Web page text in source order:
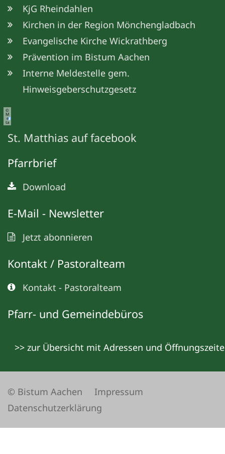
KjG Rheindahlen
Kirchen in der Region Mönchengladbach
Evangelische Kirche Wickrathberg
Prävention im Bistum Aachen
Interne Meldestelle gem.
Hinweisgeberschutzgesetz
©
M
e
ta
St. Matthias auf facebook
Pfarrbrief
Download
E-Mail - Newsletter
Jetzt abonnieren
Kontakt / Pastoralteam
Kontakt - Pastoralteam
Pfarr- und Gemeindebüros
>> zur Übersicht mit Adressen und
© Bistum Aachen
Impressum
Datenschutzerklärung